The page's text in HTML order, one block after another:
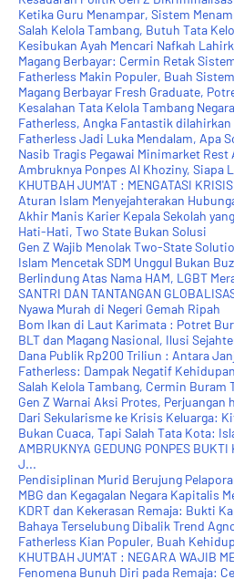
Ketika Guru Menampar, Sistem
Salah Kelola Tambang, Butuh Tata
Kesibukan Ayah Mencari Nafkah
Magang Berbayar: Cermin Retak
Fatherless Makin Populer, Buah
Magang Berbayar Fresh Graduate,
Kesalahan Tata Kelola Tambang
Fatherless, Angka Fantastik dilahirkan
Fatherless Jadi Luka Mendalam, Apa
Nasib Tragis Pegawai Minimarket Rest
Ambruknya Ponpes Al Khoziny, Siapa
KHUTBAH JUM'AT : MENGATASI
Aturan Islam Menyejahterakan
Akhir Manis Karier Kepala Sekolah
Hati-Hati, Two State Bukan Solusi
Gen Z Wajib Menolak Two-State
Islam Mencetak SDM Unggul Bukan
Berlindung Atas Nama HAM, LGBT
SANTRI DAN TANTANGAN
Nyawa Murah di Negeri Gemah Ripah
Bom Ikan di Laut Karimata : Potret
BLT dan Magang Nasional, Ilusi
Dana Publik Rp200 Triliun : Antara
Fatherless: Dampak Negatif
Salah Kelola Tambang, Cermin Buram
Gen Z Warnai Aksi Protes, Perjuangan
Dari Sekularisme ke Krisis Keluarga:
Bukan Cuaca, Tapi Salah Tata Kota:
AMBRUKNYA GEDUNG PONPES BUKTI
J...
Pendisiplinan Murid Berujung
MBG dan Kegagalan Negara Kapitalis
KDRT dan Kekerasan Remaja: Bukti
Bahaya Terselubung Dibalik Trend
Fatherless Kian Populer, Buah
KHUTBAH JUM'AT : NEGARA WAJIB
Fenomena Bunuh Diri pada Remaja: